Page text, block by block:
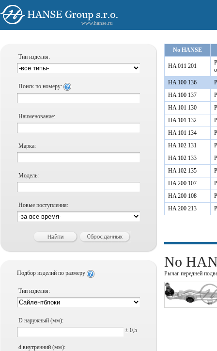
www.hanse.ru
Тип изделия:
Поиск по номеру:
Наименование:
Марка:
Модель:
Новые поступления:
Подбор изделий по размеру
Тип изделия:
D наружный (мм):
± 0,5
d внутренний (мм):
No HANSE
HA 011 201
HA 100 136
HA 100 137
HA 101 130
HA 101 132
HA 101 134
HA 102 131
HA 102 133
HA 102 135
HA 200 107
HA 200 108
HA 200 213
No
Рычаг передней